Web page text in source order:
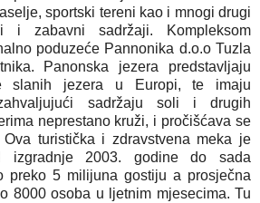
sportski tereni kao i mnogi drugi
i zabavni sadržaji. Kompleksom
poduzeće Pannonika d.o.o Tuzla
Panonska jezera predstavljaju
slanih jezera u Europi, te imaju
sadržaju soli i drugih
neprestano kruži, i pročišćava se
turistička i zdravstvena meka je
izgradnje 2003. godine do sada
preko 5 milijuna gostiju a prosječna
8000 osoba u ljetnim mjesecima. Tu